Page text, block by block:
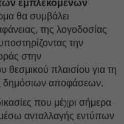
εμπλεκόμενων
θα συμβάλει
της λογοδοσίας
την
στην
θεσμικού πλαισίου για τη
δημόσιων αποφάσεων.
που μέχρι σήμερα
μέσω ανταλλαγής εντύπων